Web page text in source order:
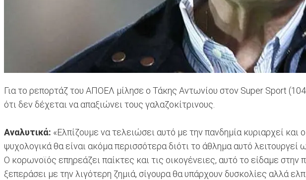
Για το ρεπορτάζ του ΑΠΟΕΛ μίλησε ο Τάκης Αντωνίου στον Super Sport
ότι δεν δέχεται να απαξιώνει τους γαλαζοκίτρινους.
Αναλυτικά: «Ελπίζουμε να τελειώσει αυτό με την πανδημία κυριαρχεί
ψυχολογικά θα είναι ακόμα περισσότερα διότι το άθλημα αυτό
Ο κορωνοϊός επηρεάζει παίκτες και τις οικογένειες, αυτό το είδαμε
ξεπεράσει με την λιγότερη ζημιά, σίγουρα θα υπάρχουν δυσκολίες αλλά